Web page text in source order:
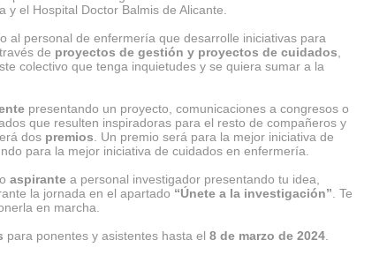
y el Hospital Doctor Balmis de Alicante.
al personal de enfermería que desarrolle iniciativas para
de proyectos de gestión y proyectos de cuidados
colectivo que tenga inquietudes y se quiera sumar a la
presentando un proyecto, comunicaciones a congresos o
que resulten inspiradoras para el resto de compañeros y
dos premios . Un premio será para la mejor iniciativa de
para la mejor iniciativa de cuidados en enfermería.
aspirante a personal investigador presentando tu idea,
la jornada en el apartado “Únete a la investigación” . Te
en marcha.
para ponentes y asistentes hasta el 8 de marzo de 2024